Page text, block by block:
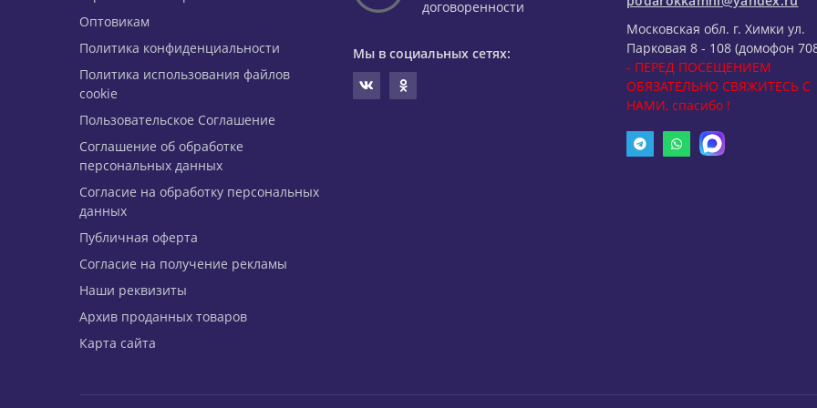
Оптовикам
Политика конфиденциальности
Политика использования файлов
cookie
Пользовательское Соглашение
Соглашение об обработке
персональных данных
Согласие на обработку персональных
данных
Публичная оферта
Согласие на получение рекламы
Наши реквизиты
Архив проданных товаров
Карта сайта
договоренности
Мы в социальных сетях:
Московская обл. г. Химки ул.
Парковая 8 - 108 (домофон
- ПЕРЕД ПОСЕЩЕНИЕМ
ОБЯЗАТЕЛЬНО СВЯЖИТЕСЬ С
НАМИ, спасибо !